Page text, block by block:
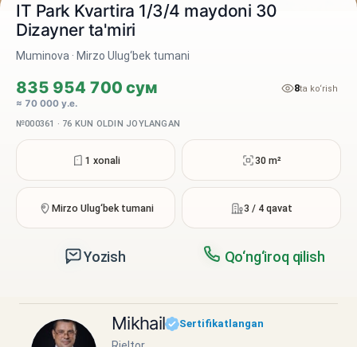
IT Park Kvartira 1/3/4 maydoni 30
Dizayner ta'miri
Muminova · Mirzo Ulug‘bek tumani
835 954 700 сум
≈ 70 000 у.е.
8ta ko‘rish
№000361 · 76 KUN OLDIN JOYLANGAN
1 xonali 30 m²
Mirzo Ulug‘bek tumani 3 / 4 qavat
Yozish Qo‘ng‘iroq qilish
Mikhail Sertifikatlangan